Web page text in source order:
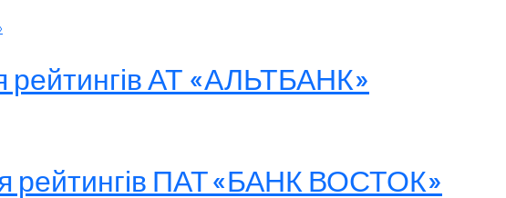
рейтингів АТ «АЛЬТБАНК»
рейтингів ПАТ «БАНК ВОСТОК»